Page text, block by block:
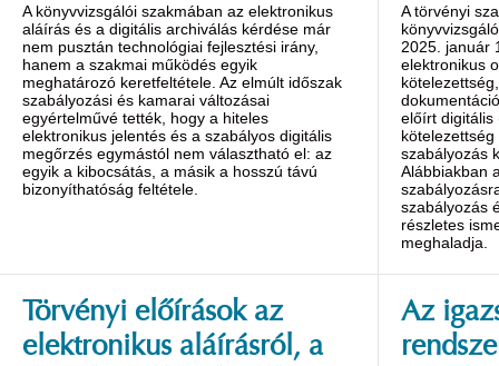
A könyvvizsgálói szakmában az elektronikus
aláírás és a digitális archiválás kérdése már
nem pusztán technológiai fejlesztési irány,
hanem a szakmai működés egyik
meghatározó keretfeltétele. Az elmúlt időszak
szabályozási és kamarai változásai
egyértelművé tették, hogy a hiteles
elektronikus jelentés és a szabályos digitális
megőrzés egymástól nem választható el: az
egyik a kibocsátás, a másik a hosszú távú
bizonyíthatóság feltétele.
A törvényi
2025. január
elektronikus
előírt digitális
szabályozás
Alábbiakban
szabályozás
részletes
meghaladja.
Törvényi előírások az
elektronikus aláírásról, a
Az